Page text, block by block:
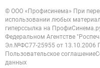
© ООО «Профисинема» При
использовании любых
гиперссылка на
Федеральном Агентстве
Эл.№ФС77-25955 от 13.10.2006
Пользовательское соглашение
данных